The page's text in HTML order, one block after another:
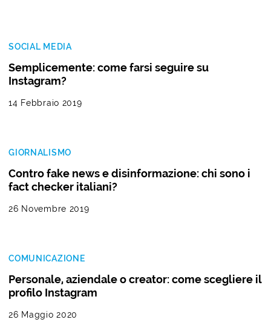
SOCIAL MEDIA
Semplicemente: come farsi seguire su
Instagram?
14 Febbraio 2019
GIORNALISMO
Contro fake news e disinformazione: chi sono i
fact checker italiani?
26 Novembre 2019
COMUNICAZIONE
Personale, aziendale o creator: come scegliere il
profilo Instagram
26 Maggio 2020